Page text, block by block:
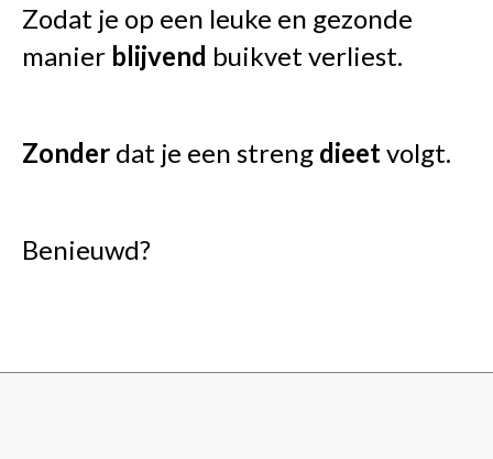
Zodat je op een leuke en gezonde
manier blijvend buikvet verliest.
Zonder dat je een streng dieetvolgt.
Benieuwd?